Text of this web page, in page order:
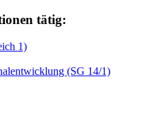
tätig:
1)
(SG 14/1)